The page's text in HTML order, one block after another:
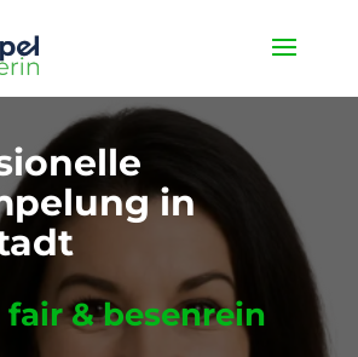
✓ Deutschlandweit unterwegs ✉️
ruempelmeisterin.com
in
fair & besenrein